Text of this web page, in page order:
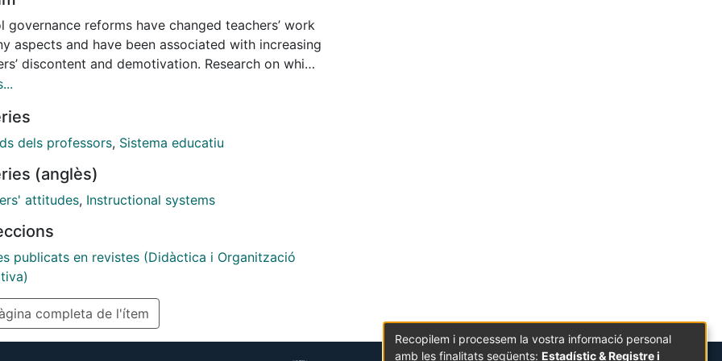
governance reforms have changed teachers’ work
aspects and have been associated with increasing
discontent and demotivation. Research on which
policies and organizational practices teachers
identifies the importance given by teachers to
work dimensions altered by recent reforms and
Internationally-shared preferences include
teaching assessments, socially mixed classes,
preferences include individual incentives in Chile,
high-stakes accountability system, and peer
in Norway and Catalonia, which are systems with
governance traditions.
dels professors, Sistema educatiu
(anglès)
attitudes, Instructional systems
publicats en revistes (Didàctica i Organització
completa de l'ítem
Recopilem i processem la vostra informació personal
amb les finalitats següents: Estadístic & Registre i